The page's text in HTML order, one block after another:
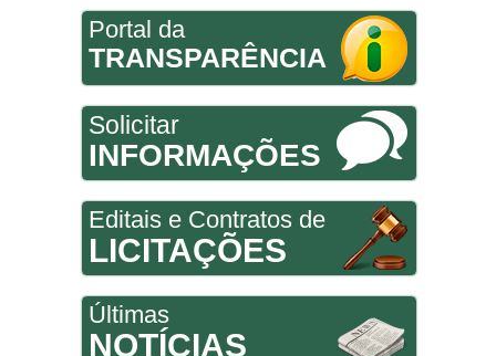
Portal da
TRANSPARÊNCIA
Solicitar
INFORMAÇÕES
Editais e Contratos de
LICITAÇÕES
Últimas
NOTÍCIAS